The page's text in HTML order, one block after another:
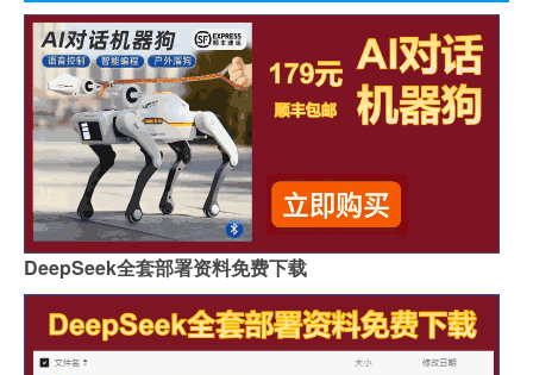
DeepSeek全套部署资料免费下载